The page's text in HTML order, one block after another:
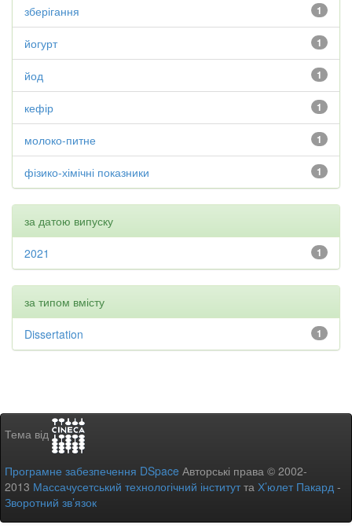
1
зберігання
1
йогурт
1
йод
1
кефір
1
молоко-питне
1
фізико-хімічні показники
за датою випуску
1
2021
за типом вмісту
1
Dissertation
Тема від
Програмне забезпечення DSpace Авторські права © 2002-
2013 Массачусетський технологічний інститутта Х’юлет Пакард -
Зворотний зв’язок